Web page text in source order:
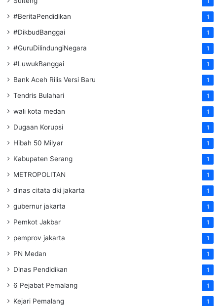
#BeritaPendidikan 1
#DikbudBanggai 1
#GuruDilindungiNegara 1
#LuwukBanggai 1
Bank Aceh Rilis Versi Baru 1
Tendris Bulahari 1
wali kota medan 1
Dugaan Korupsi 1
Hibah 50 Milyar 1
Kabupaten Serang 1
METROPOLITAN 1
dinas citata dki jakarta 1
gubernur jakarta 1
Pemkot Jakbar 1
pemprov jakarta 1
PN Medan 1
Dinas Pendidikan 1
6 Pejabat Pemalang 1
Kejari Pemalang 1